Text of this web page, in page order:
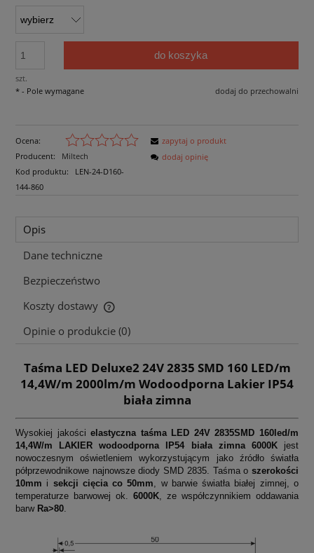
szt.
do koszyka
dodaj do przechowalni
* - Pole wymagane
Ocena:
Producent:
Miltech
Kod produktu:
LEN-24-D160-
144-860
zapytaj o produkt
dodaj opinię
Opis
Dane techniczne
Bezpieczeństwo
Koszty dostawy
Cena nie zawiera ewentualnych kosztów płatności
Opinie o produkcie (0)
Taśma LED Deluxe2 24V 2835 SMD 160 LED/m
14,4W/m 2000lm/m Wodoodporna Lakier IP54
biała zimna
Wysokiej jakościelastyczna taśma LED 24V 2835SMD 160led/m
14,4W/m LAKIER wodoodporna IP54 biała zimna 6000Kjest
nowoczesnym oświetleniem wykorzystującym jako źródło światła
półprzewodnikowe najnowsze diody SMD 2835. Taśma o szerokości
10mm i sekcji cięcia co 50mm , w barwie światła białej zimnej, o
temperaturze barwowej ok. 6000K , ze współczynnikiem oddawania
barwRa>80